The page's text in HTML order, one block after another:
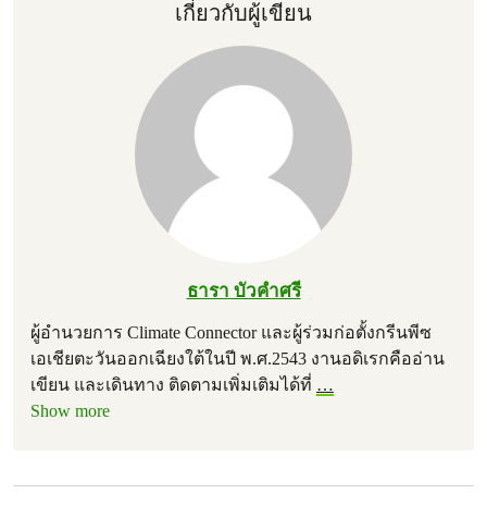
เกี่ยวกับผู้เขียน
ธารา บัวคำศรี
ผู้อำนวยการ Climate Connector และผู้ร่วมก่อตั้งกรีนพีซ
เอเชียตะวันออกเฉียงใต้ในปี พ.ศ.2543 งานอดิเรกคืออ่าน
เขียน และเดินทาง ติดตามเพิ่มเติมได้ที่ …
Show more